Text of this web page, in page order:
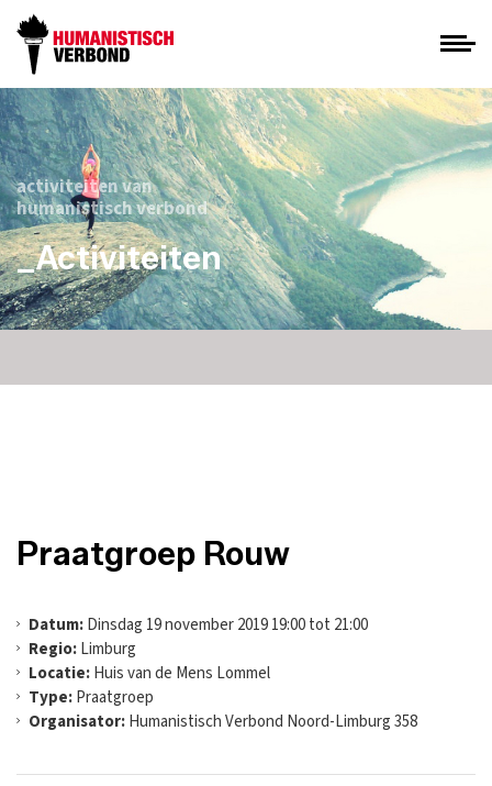
activiteiten van
humanistisch verbond
_Activiteiten
Praatgroep Rouw
Datum:Dinsdag 19 november 2019 19:00 tot 21:00
Regio:Limburg
Locatie:Huis van de Mens Lommel
Type:Praatgroep
Organisator:Humanistisch Verbond Noord-Limburg 358